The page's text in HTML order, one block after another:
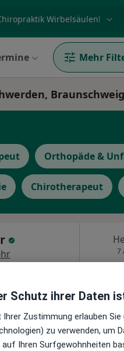
Mehr
Braunschweig
Orthopäde &
Chirotherapeut
Maps
7
Schutz ihrer Daten
Ihrer Zustimmung erlauben
zu verwenden, um
auf Ihren Surfgewohnheiten